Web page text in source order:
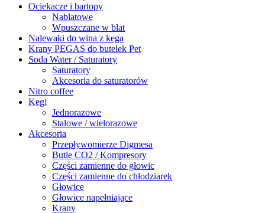
Ociekacze i bartopy
Nablatowe
Wpuszczane w blat
Nalewaki do wina z kega
Krany PEGAS do butelek Pet
Soda Water / Saturatory
Saturatory
Akcesoria do saturatorów
Nitro coffee
Kegi
Jednorazowe
Stalowe / wielorazowe
Akcesoria
Przepływomierze Digmesa
Butle CO2 / Kompresory
Części zamienne do głowic
Części zamienne do chłodziarek
Głowice
Głowice napełniające
Krany